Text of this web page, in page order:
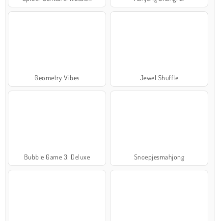
Geometry Vibes Jewel Shuffle
Bubble Game 3: Deluxe Snoepjesmahjong